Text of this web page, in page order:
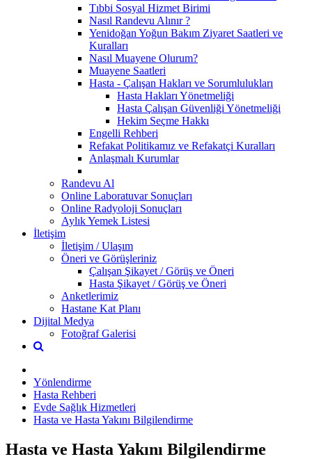
Tıbbi Sosyal Hizmet Birimi
Nasıl Randevu Alınır ?
Yenidoğan Yoğun Bakım Ziyaret Saatleri ve
Kuralları
Nasıl Muayene Olurum?
Muayene Saatleri
Hasta - Çalışan Hakları ve Sorumlulukları
Hasta Hakları Yönetmeliği
Hasta Çalışan Güvenliği Yönetmeliği
Hekim Seçme Hakkı
Engelli Rehberi
Refakat Politikamız ve Refakatçi Kuralları
Anlaşmalı Kurumlar
Randevu Al
Online Laboratuvar Sonuçları
Online Radyoloji Sonuçları
Aylık Yemek Listesi
İletişim
İletişim / Ulaşım
Öneri ve Görüşleriniz
Çalışan Şikayet / Görüş ve Öneri
Hasta Şikayet / Görüş ve Öneri
Anketlerimiz
Hastane Kat Planı
Dijital Medya
Fotoğraf Galerisi
Yönlendirme
Hasta Rehberi
Evde Sağlık Hizmetleri
Hasta ve Hasta Yakını Bilgilendirme
Hasta ve Hasta Yakını Bilgilendirme